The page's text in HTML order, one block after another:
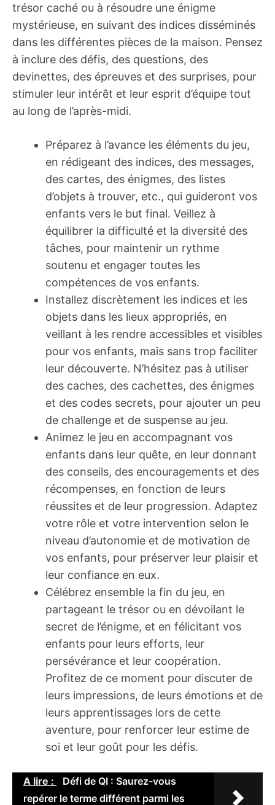
trésor caché ou à résoudre une énigme
mystérieuse, en suivant des indices disséminés
dans les différentes pièces de la maison. Pensez
à inclure des défis, des questions, des
devinettes, des épreuves et des surprises, pour
stimuler leur intérêt et leur esprit d’équipe tout
au long de l’après-midi.
Préparez à l’avance les éléments du jeu,
en rédigeant des indices, des messages,
des cartes, des énigmes, des listes
d’objets à trouver, etc., qui guideront vos
enfants vers le but final. Veillez à
équilibrer la difficulté et la diversité des
tâches, pour maintenir un rythme
soutenu et engager toutes les
compétences de vos enfants.
Installez discrètement les indices et les
objets dans les lieux appropriés, en
veillant à les rendre accessibles et visibles
pour vos enfants, mais sans trop faciliter
leur découverte. N’hésitez pas à utiliser
des caches, des cachettes, des énigmes
et des codes secrets, pour ajouter un peu
de challenge et de suspense au jeu.
Animez le jeu en accompagnant vos
enfants dans leur quête, en leur donnant
des conseils, des encouragements et des
récompenses, en fonction de leurs
réussites et de leur progression. Adaptez
votre rôle et votre intervention selon le
niveau d’autonomie et de motivation de
vos enfants, pour préserver leur plaisir et
leur confiance en eux.
Célébrez ensemble la fin du jeu, en
partageant le trésor ou en dévoilant le
secret de l’énigme, et en félicitant vos
enfants pour leurs efforts, leur
persévérance et leur coopération.
Profitez de ce moment pour discuter de
leurs impressions, de leurs émotions et de
leurs apprentissages lors de cette
aventure, pour renforcer leur estime de
soi et leur goût pour les défis.
A lire :
Défi de QI : Saurez-vous
repérer le terme différent parmi les